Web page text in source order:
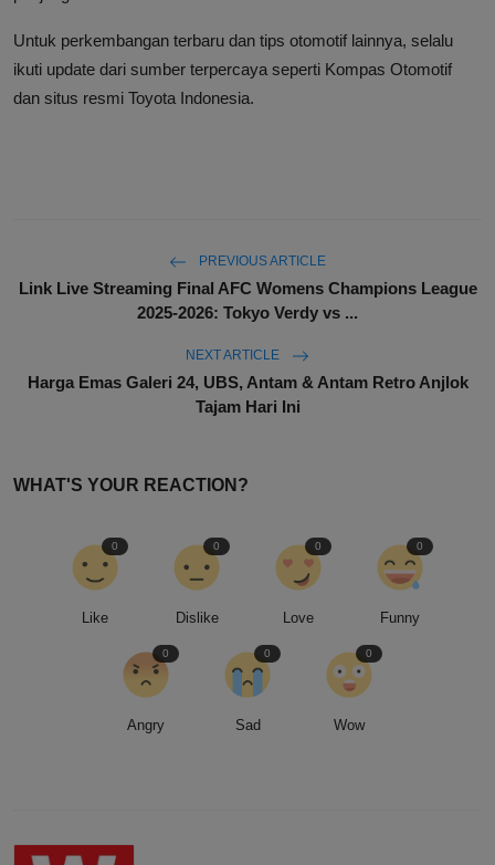
Untuk perkembangan terbaru dan tips otomotif lainnya, selalu
ikuti update dari sumber terpercaya seperti Kompas Otomotif
dan situs resmi Toyota Indonesia.
PREVIOUS ARTICLE
Link Live Streaming Final AFC Womens Champions League
2025-2026: Tokyo Verdy vs ...
NEXT ARTICLE
Harga Emas Galeri 24, UBS, Antam & Antam Retro Anjlok
Tajam Hari Ini
WHAT'S YOUR REACTION?
Like
0
Dislike
0
Love
0
Funny
0
Angry
0
Sad
0
Wow
0